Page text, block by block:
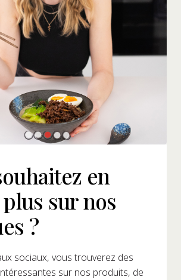
en
sur nos
?
sociaux, vous trouverez des
sur nos produits, de